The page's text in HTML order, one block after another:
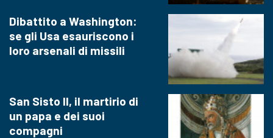
Dibattito a Washington:
se gli Usa esauriscono i
loro arsenali di missili
San Sisto II, il martirio di
un papa e dei suoi
compagni